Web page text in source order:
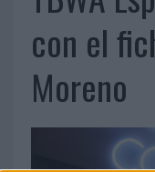
con el
Moreno